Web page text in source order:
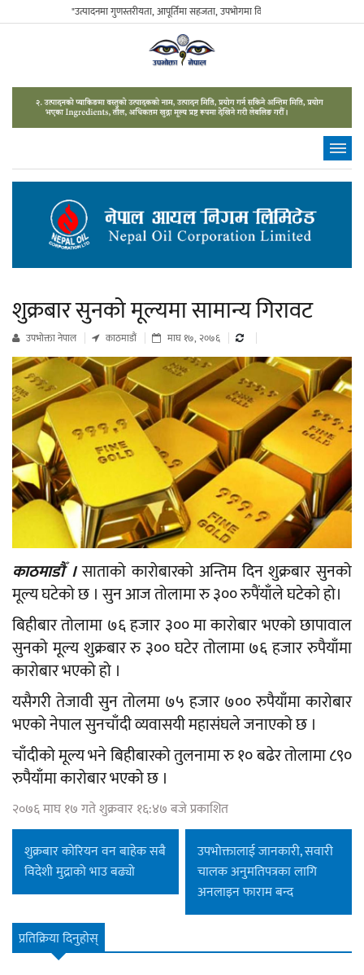
"उत्पादनमा गुणस्तरीयता, आपूर्तिमा सहजता, उपभोगमा विवेकशीलता" - The Sustainable
शुक्रबार सुनको मूल्यमा सामान्य गिरावट
उपभाेक्ता नेपाल काठमाडौं माघ १७, २०७६
काठमाडौँ ।साताको कारोबारको अन्तिम दिन शुक्रबार सुनको
मूल्य घटेको छ । सुन आज तोलामा रु ३०० रुपैंयाँले घटेको हो।
बिहीबार तोलामा ७६ हजार ३०० मा कारोबार भएको छापावाल
सुनको मूल्य शुक्रबार रु ३०० घटेर तोलामा ७६ हजार रुपैयाँमा
कारोबार भएको हो ।
यसैगरी तेजावी सुन तोलमा ७५ हजार ७०० रुपैयाँमा कारोबार
भएको नेपाल सुनचाँदी व्यवासयी महासंघले जनाएको छ ।
चाँदीको मूल्य भने बिहीबारको तुलनामा रु १० बढेर तोलामा ८९०
रुपैयाँमा कारोबार भएको छ ।
२०७६ माघ १७ गते शुक्रवार १६:४७ बजे प्रकाशित
शुक्रबार कोरियन वन बाहेक सबै
विदेशी मुद्राको भाउ बढ्यो
उपभोक्तालाई जानकारी, सवारी
चालक अनुमतिपत्रका लागि
अनलाइन फाराम बन्द
प्रतिक्रिया दिनुहोस्